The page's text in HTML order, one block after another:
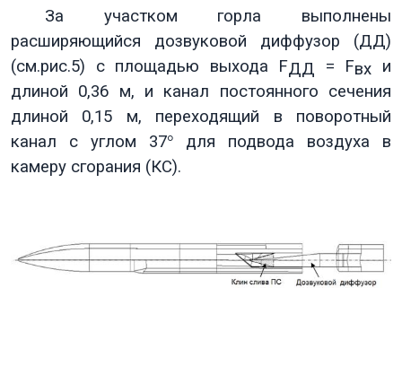
За участком горла выполнены
расширяющийся дозвуковой диффузор (ДД)
(см.рис.5) с площадью выхода FДД = Fвх и
длиной 0,36 м, и канал постоянного сечения
длиной 0,15 м, переходящий в поворотный
канал с углом 37° для подвода воздуха в
камеру сгорания (КС).